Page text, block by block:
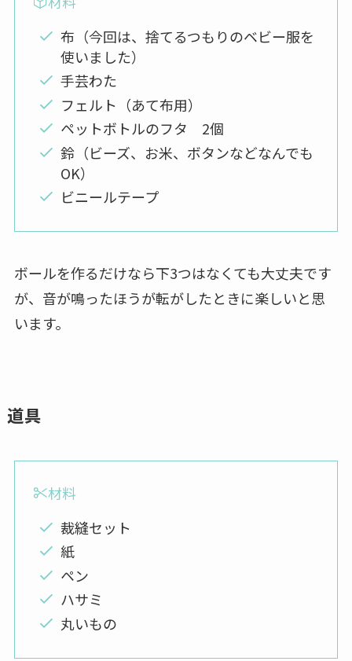
布（今回は、捨てるつもりのベビー服を
使いました）
手芸わた
フェルト（あて布用）
ペットボトルのフタ 2個
鈴（ビーズ、お米、ボタンなどなんでも
OK）
ビニールテープ
ボールを作るだけなら下3つはなくても大丈夫です
が、音が鳴ったほうが転がしたときに楽しいと思
います。
道具
材料
裁縫セット
紙
ペン
ハサミ
丸いもの